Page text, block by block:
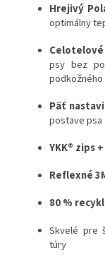
Hrejivý
optimálny
psy bez
podkožného
Päť
postave psa
YKK® zips
Reflexné
80 %
Skvelé pre
túry